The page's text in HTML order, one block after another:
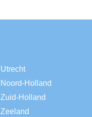
Utrecht
Noord-Holland
Zuid-Holland
Zeeland